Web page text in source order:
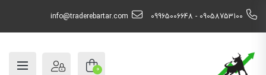
09058753100 - 09965006648
info@traderebartar.com
0